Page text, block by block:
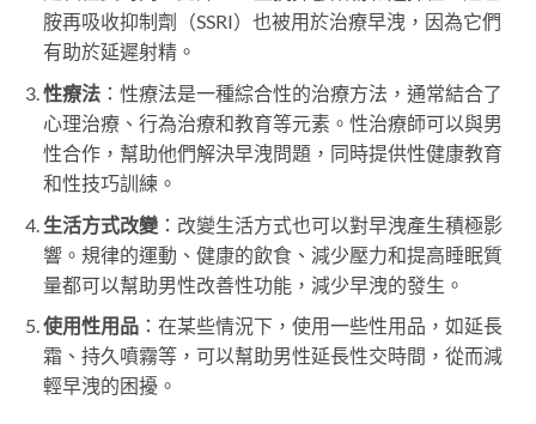
胺再吸收抑制劑（SSRI）也被用於治療早洩，因為它們
有助於延遲射精。
性療法：性療法是一種綜合性的治療方法，通常結合了
心理治療、行為治療和教育等元素。性治療師可以與男
性合作，幫助他們解決早洩問題，同時提供性健康教育
和性技巧訓練。
生活方式改變：改變生活方式也可以對早洩產生積極影
響。規律的運動、健康的飲食、減少壓力和提高睡眠質
量都可以幫助男性改善性功能，減少早洩的發生。
使用性用品：在某些情況下，使用一些性用品，如延長
霜、持久噴霧等，可以幫助男性延長性交時間，從而減
輕早洩的困擾。